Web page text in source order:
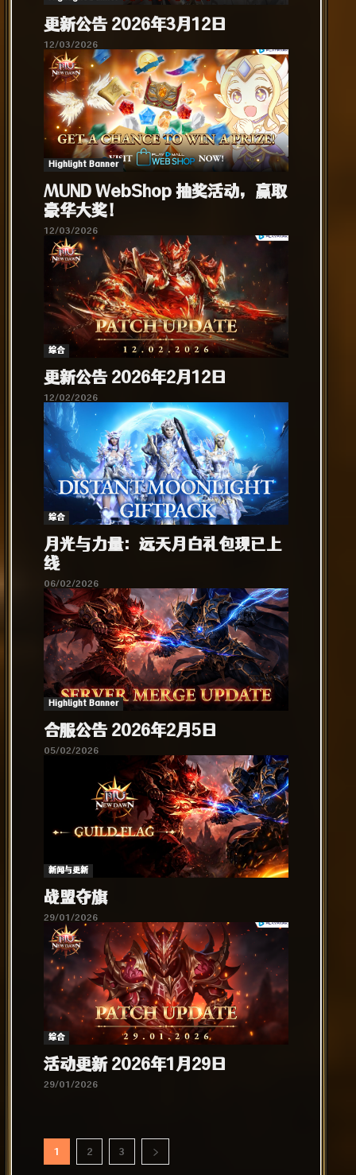
更新公告 2026年3月12日
12/03/2026
Highlight Banner
MUND WebShop 抽奖活动，赢取
豪华大奖！
12/03/2026
综合​
更新公告 2026年2月12日
12/02/2026
综合​
月光与力量：远天月白礼包现已上
线
06/02/2026
Highlight Banner
合服公告 2026年2月5日
05/02/2026
新闻与更新
战盟夺旗
29/01/2026
综合​
活动更新 2026年1月29日
29/01/2026
1 2 3